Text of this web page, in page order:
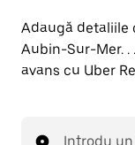
Adaugă detaliile
Aubin-Sur-Mer. .
avans cu Uber
Introdu